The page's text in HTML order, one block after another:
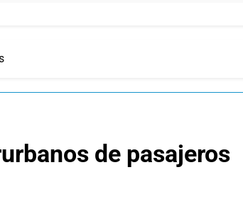
de pasajeros